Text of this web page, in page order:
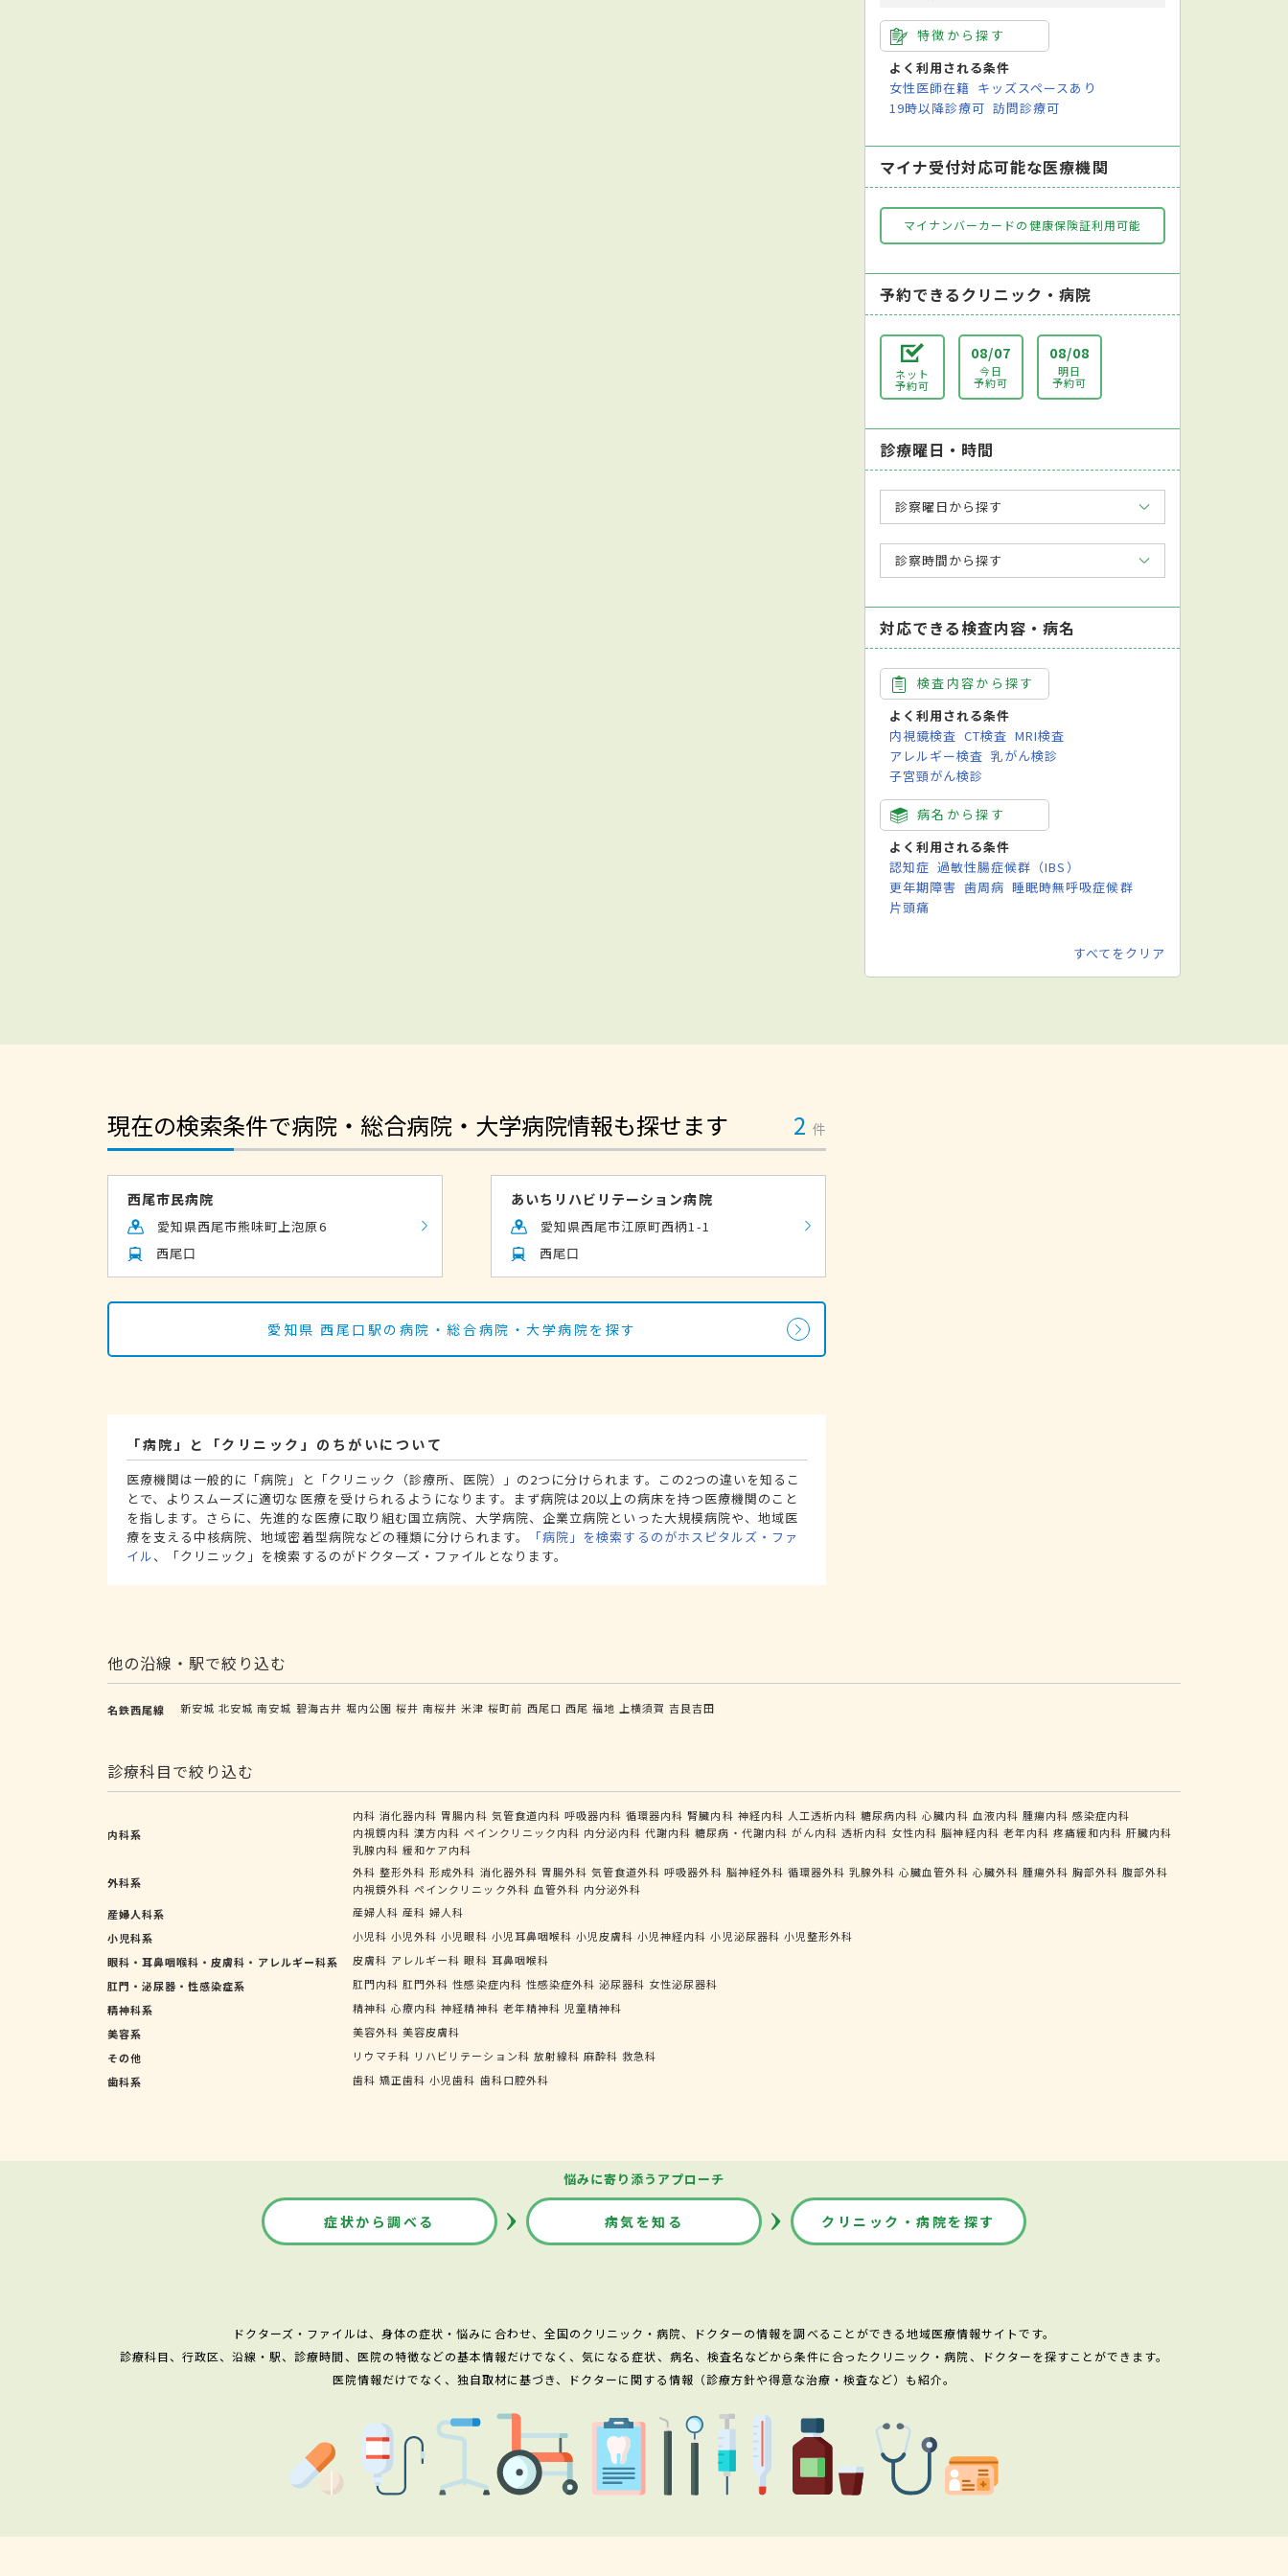
特徴から探す
よく利用される条件
女性医師在籍 キッズスペースあり
19時以降診療可 訪問診療可
マイナ受付対応可能な医療機関
マイナンバーカードの健康保険証利用可能
予約できるクリニック・病院
ネット
予約可
08/07
今日
予約可
08/08
明日
予約可
診療曜日・時間
診察曜日から探す
診察時間から探す
対応できる検査内容・病名
検査内容から探す
よく利用される条件
内視鏡検査 CT検査 MRI検査
アレルギー検査 乳がん検診
子宮頸がん検診
病名から探す
よく利用される条件
認知症 過敏性腸症候群（IBS）
更年期障害 歯周病 睡眠時無呼吸症候群
片頭痛
すべてをクリア
現在の検索条件で病院・総合病院・大学病院情報も探せます 2 件
西尾市民病院
愛知県西尾市熊味町上泡原6
西尾口
あいちリハビリテーション病院
愛知県西尾市江原町西柄1-1
西尾口
愛知県 西尾口駅の病院・総合病院・大学病院を探す
「病院」と「クリニック」のちがいについて
医療機関は一般的に「病院」と「クリニック（診療所、医院）」の2つに分けられます。この2つの違いを知るこ
とで、よりスムーズに適切な医療を受けられるようになります。まず病院は20以上の病床を持つ医療機関のこと
を指します。さらに、先進的な医療に取り組む国立病院、大学病院、企業立病院といった大規模病院や、地域医
療を支える中核病院、地域密着型病院などの種類に分けられます。
「病院」を検索するのがホスピタルズ・ファ
イル、「クリニック」を検索するのがドクターズ・ファイルとなります。
他の沿線・駅で絞り込む
名鉄西尾線 新安城 北安城 南安城 碧海古井 堀内公園 桜井 南桜井 米津 桜町前 西尾口 西尾 福地 上横須賀 吉良吉田
診療科目で絞り込む
内科系
内科 消化器内科 胃腸内科 気管食道内科 呼吸器内科 循環器内科 腎臓内科 神経内科 人工透析内科 糖尿病内科 心臓内科 血液内科 腫瘍内科 感染症内科
内視鏡内科 漢方内科 ペインクリニック内科 内分泌内科 代謝内科 糖尿病・代謝内科 がん内科 透析内科 女性内科 脳神経内科 老年内科 疼痛緩和内科 肝臓内科
乳腺内科 緩和ケア内科
外科系
外科 整形外科 形成外科 消化器外科 胃腸外科 気管食道外科 呼吸器外科 脳神経外科 循環器外科 乳腺外科 心臓血管外科 心臓外科 腫瘍外科 胸部外科 腹部外科
内視鏡外科 ペインクリニック外科 血管外科 内分泌外科
産婦人科系
産婦人科 産科 婦人科
小児科系
小児科 小児外科 小児眼科 小児耳鼻咽喉科 小児皮膚科 小児神経内科 小児泌尿器科 小児整形外科
眼科・耳鼻咽喉科・皮膚科・アレルギー科系
皮膚科 アレルギー科 眼科 耳鼻咽喉科
肛門・泌尿器・性感染症系
肛門内科 肛門外科 性感染症内科 性感染症外科 泌尿器科 女性泌尿器科
精神科系
精神科 心療内科 神経精神科 老年精神科 児童精神科
美容系
美容外科 美容皮膚科
その他
リウマチ科 リハビリテーション科 放射線科 麻酔科 救急科
歯科系
歯科 矯正歯科 小児歯科 歯科口腔外科
悩みに寄り添うアプローチ
症状から調べる 病気を知る クリニック・病院を探す
ドクターズ・ファイルは、身体の症状・悩みに合わせ、全国のクリニック・病院、ドクターの情報を調べることができる地域医療情報サイトです。
診療科目、行政区、沿線・駅、診療時間、医院の特徴などの基本情報だけでなく、気になる症状、病名、検査名などから条件に合ったクリニック・病院、ドクターを探すことができます。
医院情報だけでなく、独自取材に基づき、ドクターに関する情報（診療方針や得意な治療・検査など）も紹介。